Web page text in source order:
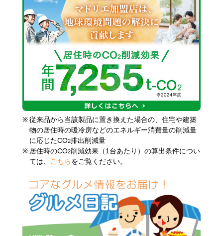
※ 従来品から当該製品に置き換えた場合の、住宅や建築
物の居住時の暖冷房などのエネルギー消費量の削減量
に応じたCO2排出削減量
※ 居住時のCO2削減効果（1台あたり）の算出条件につい
ては、 こちら をご覧ください。